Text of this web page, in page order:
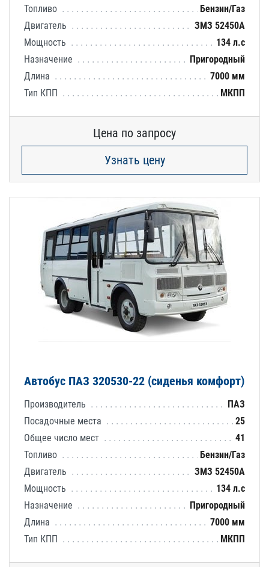
Топливо
Бензин/Газ
Двигатель
ЗМЗ 52450А
Мощность
134 л.с
Назначение
Пригородный
Длина
7000 мм
Тип КПП
МКПП
Цена по запросу
Узнать цену
Автобус ПАЗ 320530-22 (сиденья комфорт)
Производитель
ПАЗ
Посадочные места
25
Общее число мест
41
Топливо
Бензин/Газ
Двигатель
ЗМЗ 52450А
Мощность
134 л.с
Назначение
Пригородный
Длина
7000 мм
Тип КПП
МКПП